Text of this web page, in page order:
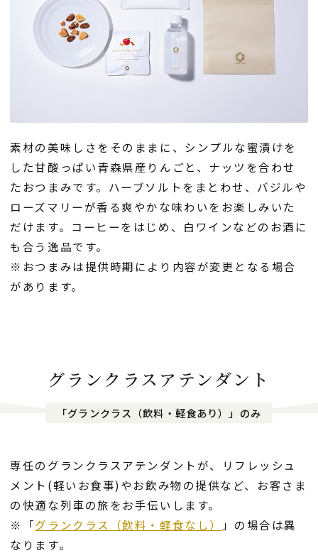
素材の美味しさをそのままに、シンプルな蜜漬けを
した甘酸っぱい青森県産りんごと、ナッツを合わせ
たおつまみです。ハーブソルトをまとわせ、バジルや
ローズマリーが香る爽やかな味わいをお楽しみいた
だけます。コーヒーをはじめ、白ワインなどのお酒に
も合う逸品です。
※おつまみは提供時期により内容が変更となる場合
があります。
グランクラスアテンダント
「グランクラス（飲料・軽食あり）」のみ
専任のグランクラスアテンダントが、リフレッシュ
メント(軽いお食事)やお飲み物の提供など、 お客さま
の快適な列車の旅をお手伝いします。
※「グランクラス（飲料・軽食なし）
」の場合は異
なります。